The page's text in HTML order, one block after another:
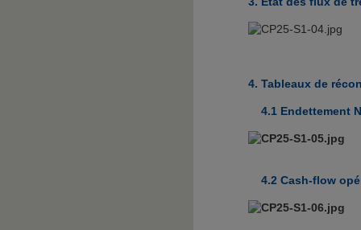
4. Tableaux de
4.1 Endettement
4.2 Cash-flow